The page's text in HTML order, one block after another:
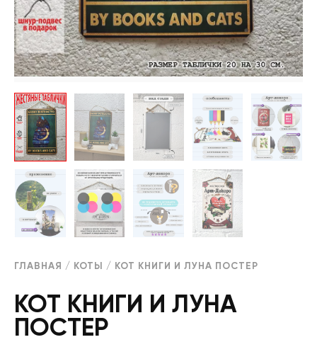
ГЛАВНАЯ / КОТЫ / КОТ КНИГИ И ЛУНА ПОСТЕР
КОТ КНИГИ И ЛУНА
ПОСТЕР